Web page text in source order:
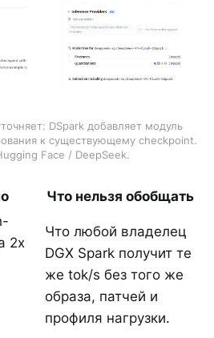
DSpark добавляет модуль
к существующему checkpoint.
Face / DeepSeek.
Что нельзя обобщать
2x
Что любой владелец
DGX Spark получит те
же tok/s без того же
образа, патчей и
профиля нагрузки.